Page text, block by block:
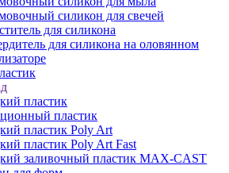
силикон для свечей
для силикона
для силикона на оловянном
пластик
пластик
пластик Poly Art
пластик Poly Art Fast
заливочный пластик MAX-CAST